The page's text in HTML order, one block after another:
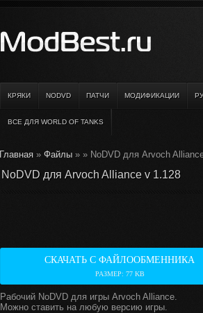
КРЯКИ NODVD ПАТЧИ МОДИФИКАЦИИ
ВСЕ ДЛЯ WORLD OF TANKS
Главная » Файлы » » NoDVD для Arvoch
NoDVD для Arvoch Alliance v 1.128
СКАЧАТЬ С ФАЙЛООБМЕННИКА
РАЗМЕР: 77 KB
Рабочий NoDVD для игры Arvoch Alliance.
Можно ставить на любую версию игры.